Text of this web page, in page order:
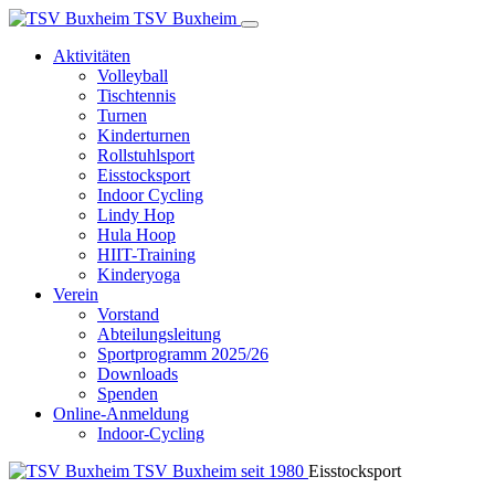
TSV Buxheim
Aktivitäten
Volleyball
Tischtennis
Turnen
Kinderturnen
Rollstuhlsport
Eisstocksport
Indoor Cycling
Lindy Hop
Hula Hoop
HIIT-Training
Kinderyoga
Verein
Vorstand
Abteilungsleitung
Sportprogramm 2025/26
Downloads
Spenden
Online-Anmeldung
Indoor-Cycling
TSV Buxheim seit 1980 Eisstocksport